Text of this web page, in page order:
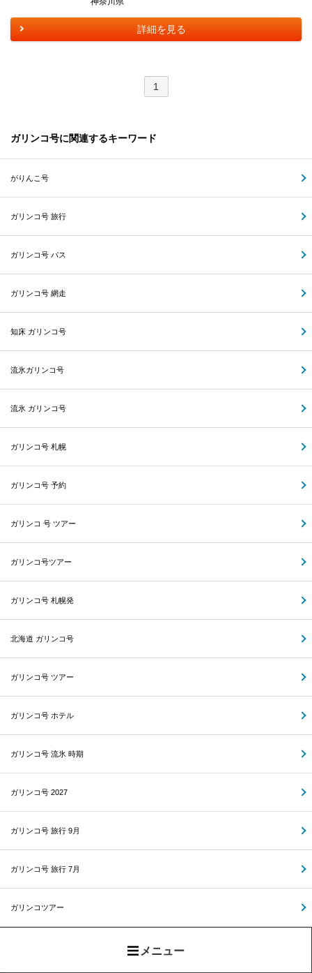
詳細を見る
1
ガリンコ号に関連するキーワード
がりんこ号
ガリンコ号 旅行
ガリンコ号 バス
ガリンコ号 網走
知床 ガリンコ号
流氷ガリンコ号
流氷 ガリンコ号
ガリンコ号 札幌
ガリンコ号 予約
ガリンコ 号 ツアー
ガリンコ号ツアー
ガリンコ号 札幌発
北海道 ガリンコ号
ガリンコ号 ツアー
ガリンコ号 ホテル
ガリンコ号 流氷 時期
ガリンコ号 2027
ガリンコ号 旅行 9月
ガリンコ号 旅行 7月
ガリンコツアー
メニュー